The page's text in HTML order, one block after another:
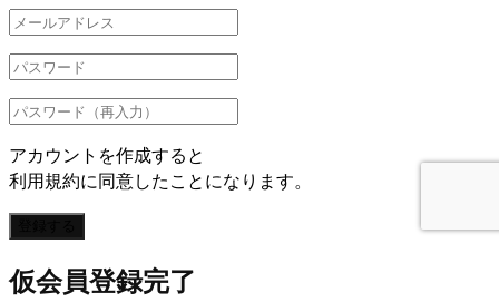
アカウントを作成すると
利用規約に同意したことになります。
仮会員登録完了